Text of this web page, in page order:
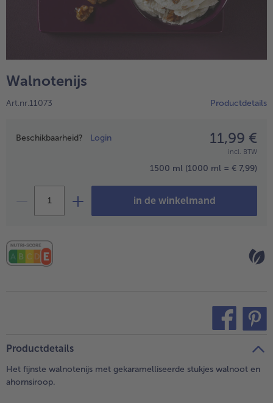
High Protein
Walnotenijs
Art.nr.11073 Productdetails
Prijsopgave
Beschikbaarheid? Login 11,99 €
incl. BTW
1500 ml (1000 ml = € 7,99)
in de winkelmand
Productdetails
Het fijnste walnotenijs met gekaramelliseerde stukjes walnoot en
ahornsiroop.